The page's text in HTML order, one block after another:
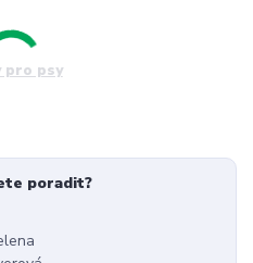
pro psy
poradit?